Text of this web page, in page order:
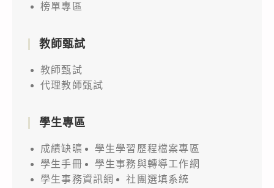
榜單專區
教師甄試
教師甄試
代理教師甄試
學生專區
成績缺曠
學生學習歷程檔案專區
學生手冊
學生事務與轉導工作網
學生事務資訊網
社團選填系統